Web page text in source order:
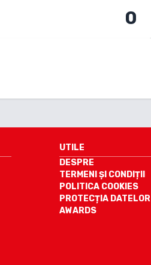
0
UTILE
DESPRE
TERMENI ȘI CONDIȚII
POLITICA COOKIES
PROTECȚIA DATELOR
AWARDS